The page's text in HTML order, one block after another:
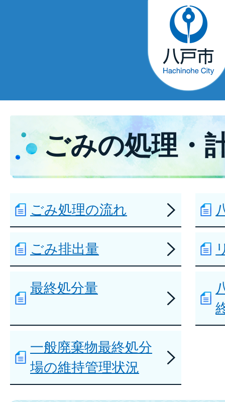
ごみの処理・
ごみ処理の流れ
ごみ排出量
最終処分量
一般廃棄物最終処分
場の維持管理状況